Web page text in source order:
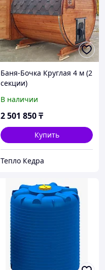
Баня-Бочка Круглая 4 м (2
секции)
В наличии
2 501 850₸
Купить
Тепло Кедра